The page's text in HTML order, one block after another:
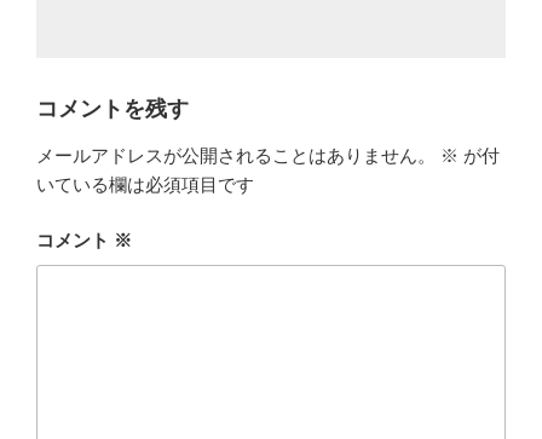
コメントを残す
メールアドレスが公開されることはありません。 ※ が付
いている欄は必須項目です
コメント ※